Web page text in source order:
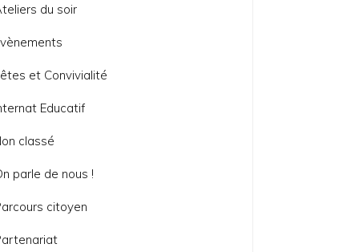
du soir
et Convivialité
Educatif
classé
parle de nous !
citoyen